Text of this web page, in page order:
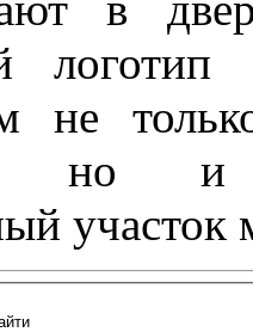
логотип
не
но и
участок